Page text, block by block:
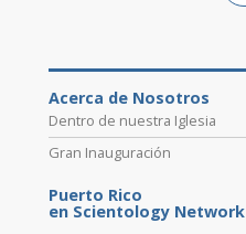
Acerca de Nosotros
Dentro de nuestra Iglesia
Gran Inauguración
Puerto Rico
en Scientology Network